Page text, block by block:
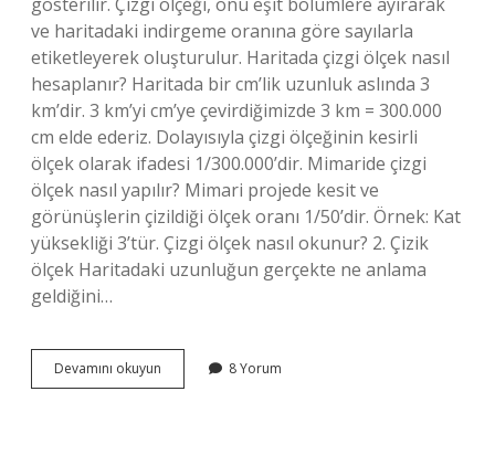
ve haritadaki indirgeme oranına göre sayılarla
etiketleyerek oluşturulur. Haritada çizgi ölçek nasıl
hesaplanır? Haritada bir cm’lik uzunluk aslında 3
km’dir. 3 km’yi cm’ye çevirdiğimizde 3 km = 300.000
cm elde ederiz. Dolayısıyla çizgi ölçeğinin kesirli
ölçek olarak ifadesi 1/300.000’dir. Mimaride çizgi
ölçek nasıl yapılır? Mimari projede kesit ve
görünüşlerin çizildiği ölçek oranı 1/50’dir. Örnek: Kat
yüksekliği 3’tür. Çizgi ölçek nasıl okunur? 2. Çizik
ölçek Haritadaki uzunluğun gerçekte ne anlama
geldiğini…
Devamını okuyun
Ölçek
8 Yorum